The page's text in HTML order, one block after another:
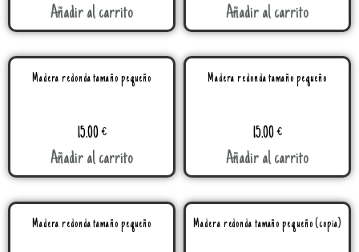
Añadir al carrito Añadir al carrito
Madera redonda tamaño pequeño
15.00€
Añadir al carrito
Madera redonda tamaño pequeño
15.00€
Añadir al carrito
Madera redonda tamaño pequeño Madera redonda tamaño pequeño (copia)